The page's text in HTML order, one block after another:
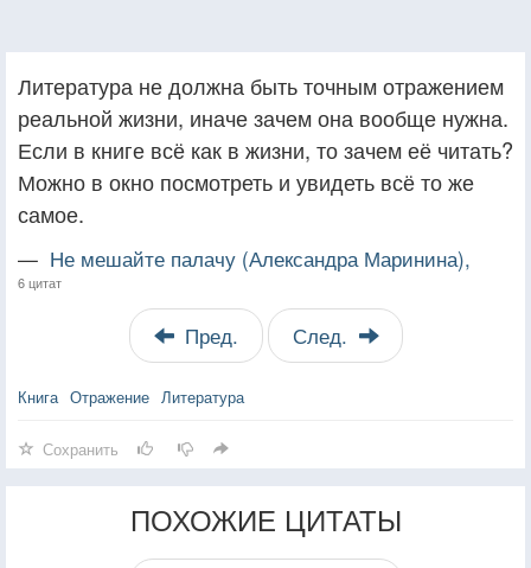
Литература не должна быть точным отражением
реальной жизни, иначе зачем она вообще нужна.
Если в книге всё как в жизни, то зачем её читать?
Можно в окно посмотреть и увидеть всё то же
самое.
— Не мешайте палачу (Александра Маринина),
6 цитат
Пред. След.
Книга Отражение Литература
Сохранить
ПОХОЖИЕ ЦИТАТЫ